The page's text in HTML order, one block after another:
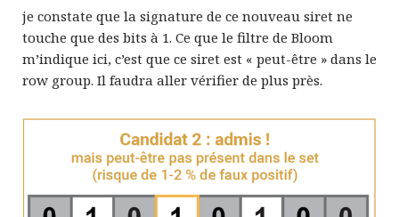
je constate que la signature de ce nouveau siret ne
touche que des bits à 1. Ce que le filtre de Bloom
m’indique ici, c’est que ce siret est « peut-être » dans le
row group. Il faudra aller vérifier de plus près.